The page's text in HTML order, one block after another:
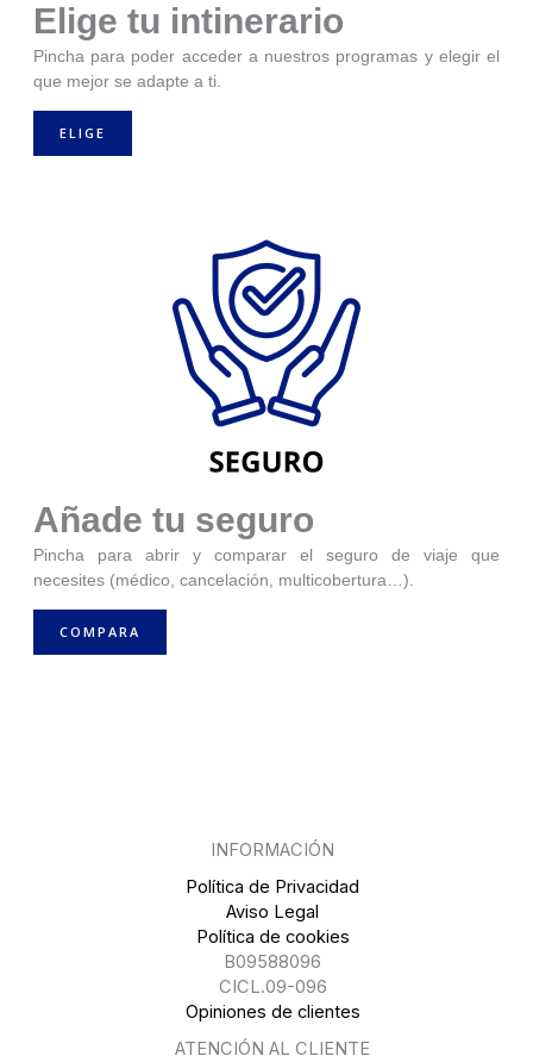
Elige tu intinerario
Pincha para poder acceder a nuestros programas y elegir el
que mejor se adapte a ti.
ELIGE
Añade tu seguro
Pincha para abrir y comparar el seguro de viaje que
necesites (médico, cancelación, multicobertura…).
COMPARA
INFORMACIÓN
Política de Privacidad
Aviso Legal
Política de cookies
B09588096
CICL.09-096
Opiniones de clientes
ATENCIÓN AL CLIENTE